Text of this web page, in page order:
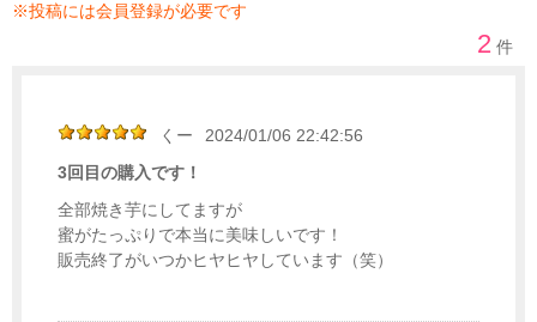
※投稿には会員登録が必要です
2 件
くー
2024/01/06 22:42:56
3回目の購入です！
全部焼き芋にしてますが
蜜がたっぷりで本当に美味しいです！
販売終了がいつかヒヤヒヤしています（笑）